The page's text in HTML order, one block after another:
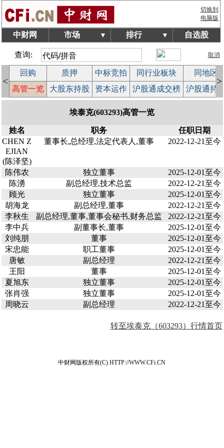
切换到
电脑版
中财网 市场 ▼ 排行 ▼ 自选股
查询: 取消
<
回购 质押 中标竞拍 同行业板块
同地区
高管一览 大股东持股 资本运作 沪股通成交榜 沪股通持
>
埃泰克(603293)高管一览
姓名 职务
任职日期
CHEN Z
EJIAN
(陈泽坚)
董事长,总经理,法定代表人,董事 2022-12-21至今
陈伟农 独立董事
2025-12-01至今
陈湧
副总经理,技术总监
2022-12-21至今
顾光
独立董事
2025-12-01至今
胡海龙
副总经理,董事
2022-12-21至今
李秋生
副总经理,董事,董事会秘书,财务总监
2022-12-21至今
李中兵
副董事长,董事
2025-12-01至今
刘纯朋
董事
2025-12-01至今
宋忠能
职工董事
2025-12-01至今
唐敏
副总经理
2022-12-21至今
王阳
董事
2025-12-01至今
夏旭东
独立董事
2025-12-01至今
张肖强
独立董事
2025-12-01至今
周晓云
副总经理 2022-12-21至今
转至埃泰克（603293）行情首页
中财网版权所有(C) HTTP://WWW.CFi.CN